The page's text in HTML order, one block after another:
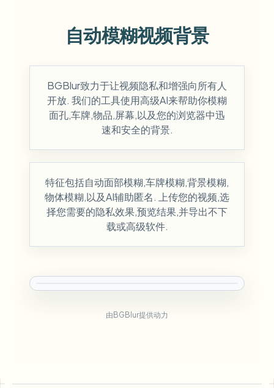
自动模糊视频背景
BGBlur致力于让视频隐私和增强向所有人
开放. 我们的工具使用高级AI来帮助你模糊
面孔,车牌,物品,屏幕,以及您的浏览器中迅
速和安全的背景.
特征包括自动面部模糊,车牌模糊,背景模糊,
物体模糊,以及AI辅助匿名. 上传您的视频,选
择您需要的隐私效果,预览结果,并导出不下
载或高级软件.
由BGBlur提供动力